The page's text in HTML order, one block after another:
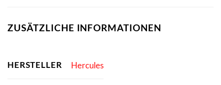
ZUSÄTZLICHE INFORMATIONEN
HERSTELLER Hercules